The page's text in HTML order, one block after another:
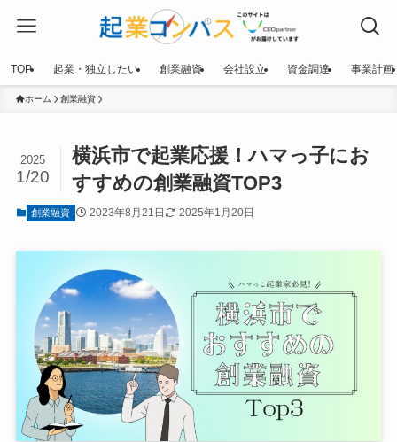
TOP 起業・独立したい 創業融資 会社設立 資金調達 事業計画
ホーム 創業融資
横浜市で起業応援！ハマっ子にお
すすめの創業融資TOP3
2025
1/20
創業融資 2023年8月21日 2025年1月20日